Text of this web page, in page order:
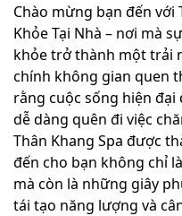
Chào mừng bạn đến với
Khỏe Tại Nhà – nơi mà
khỏe trở thành một trải
chính không gian quen
rằng cuộc sống hiện
dễ dàng quên đi việc
Thân Khang Spa được
đến cho bạn không chỉ
mà còn là những giây
tái tạo năng lượng và